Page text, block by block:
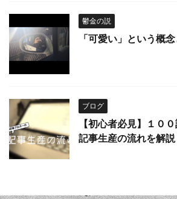
鬱金の説
「可愛い」という概
ブログ
【初心者必見】１０
記事生産の流れを解説